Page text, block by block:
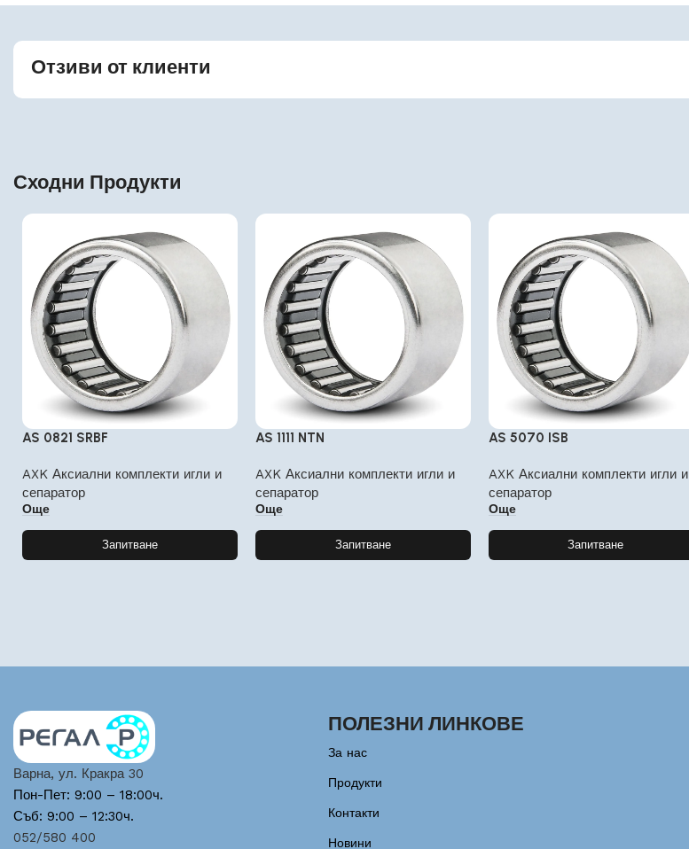
Отзиви от клиенти
Сходни Продукти
AS 0821 SRBF
AXK Аксиални комплекти игли и
сепаратор
Още
Запитване
AS 1111 NTN
AXK Аксиални комплекти игли и
сепаратор
Още
Запитване
AS 5070 ISB
AXK Аксиални комплекти игли и
сепаратор
Още
Запитване
Варна, ул. Кракра 30
Пон-Пет: 9:00 – 18:00ч.
Съб: 9:00 – 12:30ч.
052/580 400
ПОЛЕЗНИ ЛИНКОВЕ
За нас
Продукти
Контакти
Новини